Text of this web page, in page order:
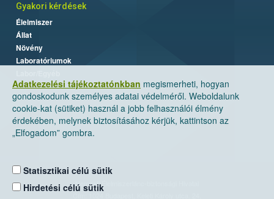
Adatkezelési tájékoztatónkban megismerheti, hogyan
gondoskodunk személyes adatai védelméről. Weboldalunk
cookie-kat (sütiket) használ a jobb felhasználói élmény
érdekében, melynek biztosításához kérjük, kattintson az
„Elfogadom” gombra.
Statisztikai célú sütik
Hirdetési célú sütik
Gyakori kérdések
Élelmiszer
Állat
Növény
Laboratóriumok
Nemzeti Élelmiszerlánc-biztonsági Hivatal